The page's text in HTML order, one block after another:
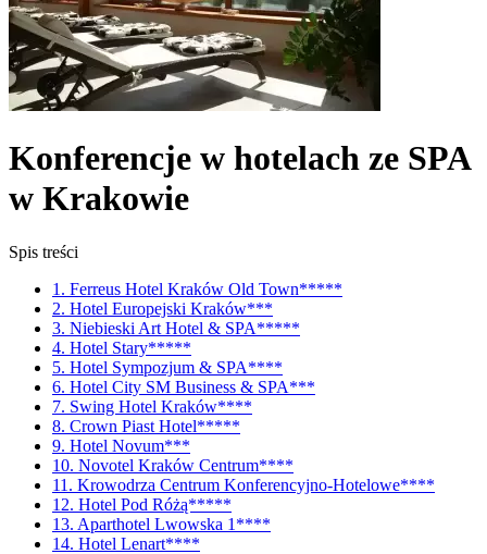
Konferencje w hotelach ze SPA
w Krakowie
Spis treści
1. Ferreus Hotel Kraków Old Town*****
2. Hotel Europejski Kraków***
3. Niebieski Art Hotel & SPA*****
4. Hotel Stary*****
5. Hotel Sympozjum & SPA****
6. Hotel City SM Business & SPA***
7. Swing Hotel Kraków****
8. Crown Piast Hotel*****
9. Hotel Novum***
10. Novotel Kraków Centrum****
11. Krowodrza Centrum Konferencyjno-Hotelowe****
12. Hotel Pod Różą*****
13. Aparthotel Lwowska 1****
14. Hotel Lenart****